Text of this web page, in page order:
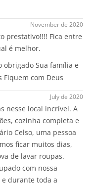
November de 2020
prestativo!!!! Fica entre
é melhor.
obrigado Sua família e
Fiquem com Deus
July de 2020
nesse local incrível. A
cozinha completa e
Celso, uma pessoa
ficar muitos dias,
de lavar roupas.
com nossa
durante toda a